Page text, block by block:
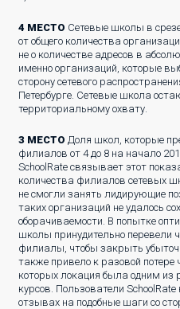
4 МЕСТО Сетевые школы в
от общего количества
не о количестве адресов в
именно организаций, которые
сторону сетевого
Петербурге. Сетевые школа
территориальному охвату.
3 МЕСТО Доля школ, которые
филиалов от 4 до 8 на начало
SchoolRate связывает этот
количества филиалов сетевых
не смогли занять лидирующие
таких организаций не удалось
оборачиваемости. В попытке
школы принудительно перевели
филиалы, чтобы закрыть
также привело к разовой потере
которых локация была одним
курсов. Пользователи
отзывах на подобные шаги со